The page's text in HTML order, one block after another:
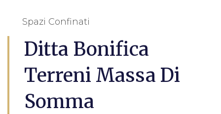
Spazi Confinati
Ditta Bonifica
Terreni Massa Di
Somma